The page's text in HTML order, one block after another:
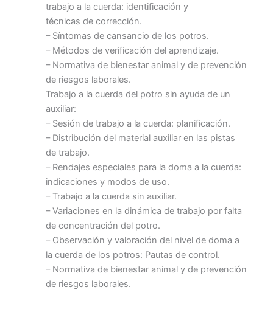
trabajo a la cuerda: identificación y
técnicas de corrección.
– Síntomas de cansancio de los potros.
– Métodos de verificación del aprendizaje.
– Normativa de bienestar animal y de prevención
de riesgos laborales.
Trabajo a la cuerda del potro sin ayuda de un
auxiliar:
– Sesión de trabajo a la cuerda: planificación.
– Distribución del material auxiliar en las pistas
de trabajo.
– Rendajes especiales para la doma a la cuerda:
indicaciones y modos de uso.
– Trabajo a la cuerda sin auxiliar.
– Variaciones en la dinámica de trabajo por falta
de concentración del potro.
– Observación y valoración del nivel de doma a
la cuerda de los potros: Pautas de control.
– Normativa de bienestar animal y de prevención
de riesgos laborales.